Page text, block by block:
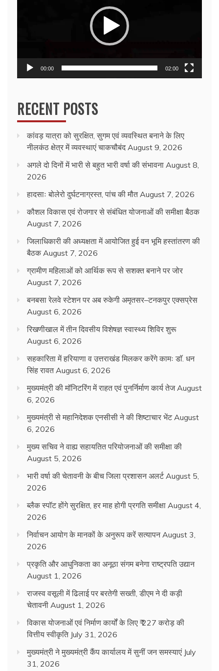
00:00 02:00
RECENT POSTS
कांवड़ यात्रा को सुरक्षित, सुगम एवं व्यवस्थित बनाने के लिए
नीलकंठ क्षेत्र में व्यवस्थाएं चाकचौबंद August 9, 2026
अगले दो दिनों में भारी से बहुत भारी वर्षा की संभावना August 8,
2026
हादसाः बोलेरो दुर्घटनाग्रस्त, पांच की मौत August 7, 2026
कौशल विकास एवं रोजगार से संबंधित योजनाओं की समीक्षा बैठक
August 7, 2026
जिलाधिकारी की अध्यक्षता में आयोजित हुई वन भूमि हस्तांतरण की
बैठक August 7, 2026
ग्रामीण महिलाओं को आर्थिक रूप से सशक्त बनाने पर जोर
August 7, 2026
बनबसा रेलवे स्टेशन पर अब रुकेगी अमृतसर–टनकपुर एक्सप्रेस
August 6, 2026
रिखणीखाल में तीन दिवसीय विशेषज्ञ स्वास्थ्य शिविर शुरू
August 6, 2026
सहकारिता में हरियाणा व उत्तराखंड मिलकर करेंगे कामः डाॅ. धन
सिंह रावत August 6, 2026
मुख्यमंत्री की मॉनिटरिंग में राहत एवं पुनर्निर्माण कार्य तेज August
6, 2026
मुख्यमंत्री से महानिदेशक एनसीसी ने की शिष्टाचार भेंट August
6, 2026
मुख्य सचिव ने वाह्य सहायतित परियोजनाओं की समीक्षा की
August 5, 2026
भारी वर्षा की चेतावनी के बीच जिला प्रशासन अलर्ट August 5,
2026
ब्लैक स्पॉट होंगे सुरक्षित, हर माह होगी प्रगति समीक्षा August 4,
2026
निर्वाचन आयोग के मानकों के अनुरूप करें सत्यापन August 3,
2026
प्रकृति और आधुनिकता का अनूठा संगम बनेगा राष्ट्रपति उद्यान
August 1, 2026
राजस्व वसूली में ढिलाई पर बरतेगी सख्ती, डीएम ने दी कड़ी
चेतावनी August 1, 2026
विकास योजनाओं एवं निर्माण कार्यों के लिए ₹ 227 करोड़ की
वित्तीय स्वीकृति July 31, 2026
मुख्यमंत्री ने मुख्यमंत्री कैंप कार्यालय में सुनीं जन समस्याएं July
31, 2026